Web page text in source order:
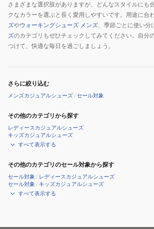
さまざまな選択肢がありますが、どんなスタイルにも
クなカラーを選ぶと長く愛用しやすいです。用途に合
ズやウォーキングシューズ メンズ、季節ごとに使い分
ズのカテゴリもぜひチェックしてみてください。自分
つけて、快適な毎日を過ごしましょう。
さらに絞り込む
メンズカジュアルシューズ/セール対象
その他のカテゴリから探す
レディースカジュアルシューズ
キッズカジュアルシューズ
すべて表示する
その他のカテゴリのセール対象から探す
セール対象 / レディースカジュアルシューズ
セール対象 / キッズカジュアルシューズ
すべて表示する